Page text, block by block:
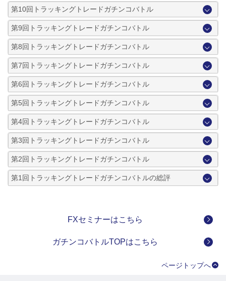
第10回トラッキングトレードガチンコバトル
第9回トラッキングトレードガチンコバトル
第8回トラッキングトレードガチンコバトル
第7回トラッキングトレードガチンコバトル
第6回トラッキングトレードガチンコバトル
第5回トラッキングトレードガチンコバトル
第4回トラッキングトレードガチンコバトル
第3回トラッキングトレードガチンコバトル
第2回トラッキングトレードガチンコバトル
第1回トラッキングトレードガチンコバトルの総評
FXセミナーはこちら
ガチンコバトルTOPはこちら
ページトップへ